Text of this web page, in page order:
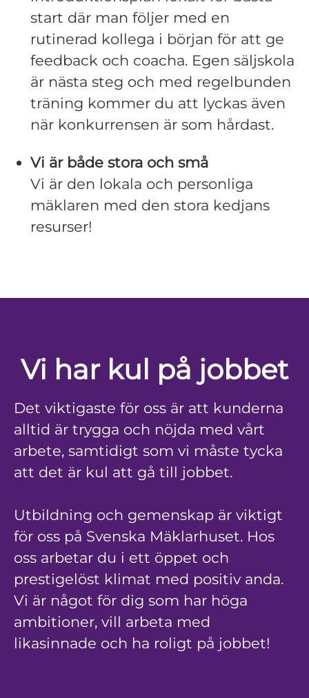
start där man följer med en
rutinerad kollega i början för att ge
feedback och coacha. Egen säljskola
är nästa steg och med regelbunden
träning kommer du att lyckas även
när konkurrensen är som hårdast.
Vi är både stora och små
Vi är den lokala och personliga
mäklaren med den stora kedjans
resurser!
Vi har kul på jobbet
Det viktigaste för oss är att kunderna
alltid är trygga och nöjda med vårt
arbete, samtidigt som vi måste tycka
att det är kul att gå till jobbet.
Utbildning och gemenskap är viktigt
för oss på Svenska Mäklarhuset. Hos
oss arbetar du i ett öppet och
prestigelöst klimat med positiv anda.
Vi är något för dig som har höga
ambitioner, vill arbeta med
likasinnade och ha roligt på jobbet!